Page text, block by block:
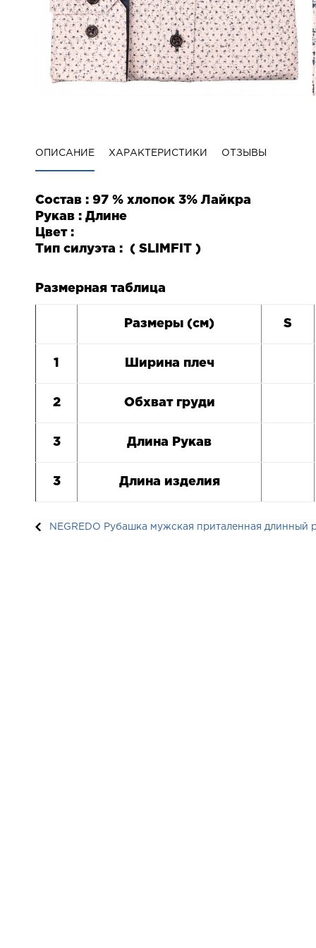
ОПИСАНИЕ ХАРАКТЕРИСТИКИ ОТЗЫВЫ
Состав : 97 % хлопок 3% Лайкра
Рукав : Длине
Цвет :
Тип силуэта : ( SLIM FIT )
Размерная таблица
Размеры (см) S
1 Ширина плеч
2 Обхват груди
3 Длина Рукав
3 Длина изделия
NEGREDO Рубашка мужская приталенная длинный